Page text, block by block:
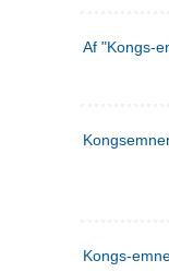
Af "Kongs-
Kongs-